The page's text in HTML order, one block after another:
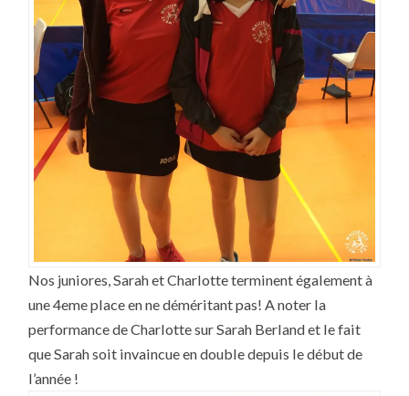
Nos juniores, Sarah et Charlotte terminent également à
une 4eme place en ne déméritant pas! A noter la
performance de Charlotte sur Sarah Berland et le fait
que Sarah soit invaincue en double depuis le début de
l’année !